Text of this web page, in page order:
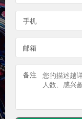
手机
邮箱
备注